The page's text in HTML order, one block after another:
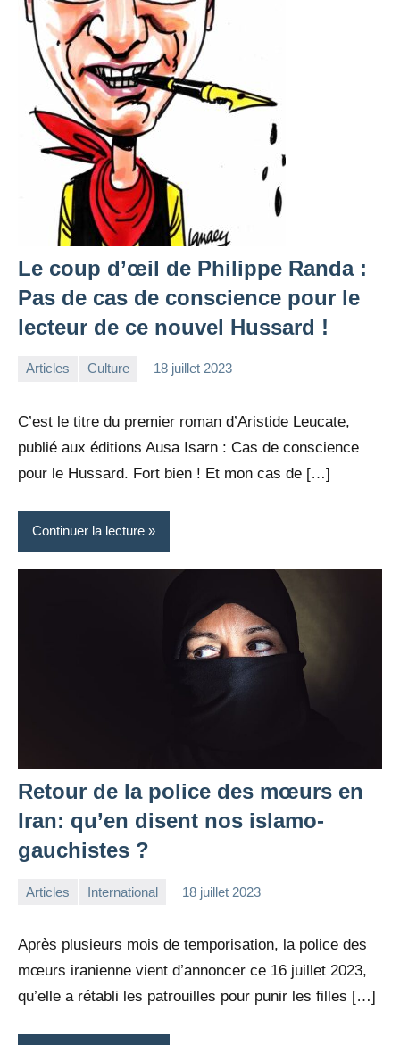
Le coup d’œil de Philippe Randa :
Pas de cas de conscience pour le
lecteur de ce nouvel Hussard !
Articles Culture 18 juillet 2023
C’est le titre du premier roman d’Aristide Leucate,
publié aux éditions Ausa Isarn : Cas de conscience
pour le Hussard. Fort bien ! Et mon cas de […]
Continuer la lecture
Retour de la police des mœurs en
Iran: qu’en disent nos islamo-
gauchistes ?
Articles International 18 juillet 2023
Après plusieurs mois de temporisation, la police des
mœurs iranienne vient d’annoncer ce 16 juillet 2023,
qu’elle a rétabli les patrouilles pour punir les filles […]